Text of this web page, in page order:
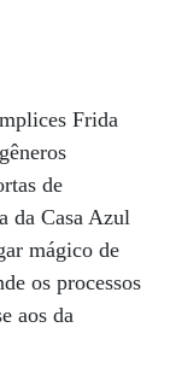
Frida
de
da Casa Azul
mágico de
os processos
aos da